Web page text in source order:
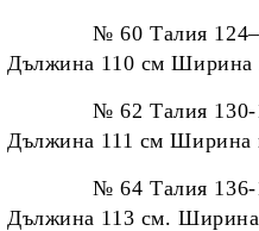
№ 60 Талия
Дължина 110 см Ширина
№ 62 Талия 130-
Дължина 111 см Ширина
№ 64 Талия 136-
Дължина 113 см. Ширина